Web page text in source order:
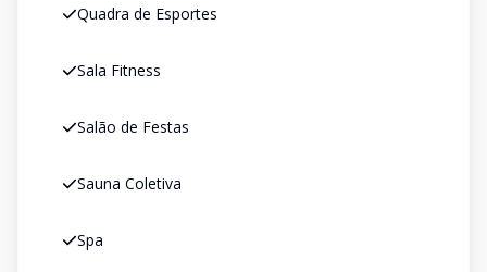
Quadra de Esportes
Sala Fitness
Salão de Festas
Sauna Coletiva
Spa